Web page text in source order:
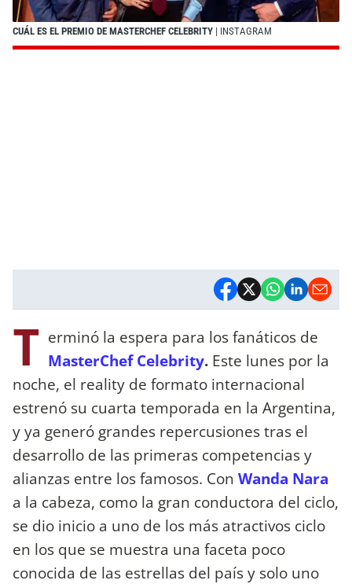
CUÁL ES EL PREMIO DE MASTERCHEF CELEBRITY | INSTAGRAM
T erminó la espera para los fanáticos de
MasterChef Celebrity. Este lunes por la
noche, el reality de formato internacional
estrenó su cuarta temporada en la Argentina,
y ya generó grandes repercusiones tras el
desarrollo de las primeras competencias y
alianzas entre los famosos. Con Wanda Nara
a la cabeza, como la gran conductora del ciclo,
se dio inicio a uno de los más atractivos ciclo
en los que se muestra una faceta poco
conocida de las estrellas del país y solo uno